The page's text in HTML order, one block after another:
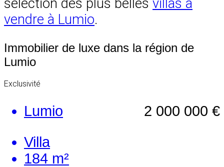
sélection des plus belles villas à
vendre à Lumio.
Immobilier de luxe dans la région de
Lumio
Exclusivité
2 000 000 €
Lumio
Villa
184 m²